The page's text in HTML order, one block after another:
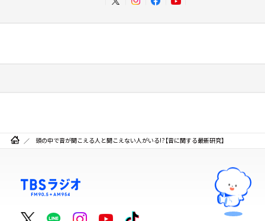
頭の中で音が聞こえる人と聞こえない人がいる!?【音に関する最新研究】